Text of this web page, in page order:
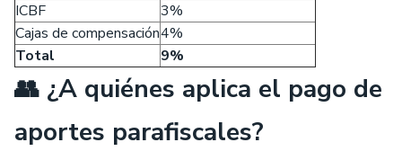
ICBF
3%
Cajas de compensación4%
Total
9%
👥 ¿A quiénes aplica el pago de
aportes parafiscales?